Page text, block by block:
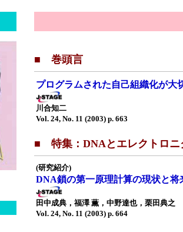
■ 巻頭言
プログラムされた自己組織化が大
川合知二
Vol. 24, No. 11 (2003) p. 663
■ 特集：DNAとエレクトロ
(研究紹介)
DNA鎖の第一原理計算の現状と将
田中成典，福澤 薫，中野達也，栗田典之
Vol. 24, No. 11 (2003) p. 664